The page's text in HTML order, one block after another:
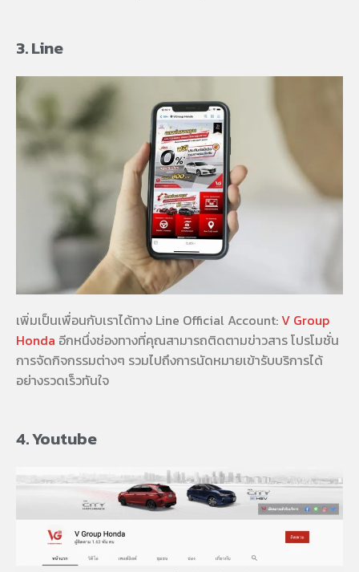
3. Line
เพิ่มเป็นเพื่อนกับเราได้ทาง Line Official Account:V Group
Honda อีกหนึ่งช่องทางที่คุณสามารถติดตามข่าวสาร โปรโมชั่น
การจัดกิจกรรมต่างๆ รวมไปถึงการนัดหมายเข้ารับบริการได้
อย่างรวดเร็วทันใจ
4. Youtube